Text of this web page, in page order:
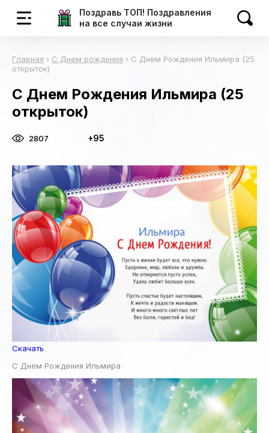
Поздравь ТОП! Поздравления
на все случаи жизни
Главная › С Днем рождения › С Днем Рождения Ильмира (25
открыток)
С Днем Рождения Ильмира (25
открыток)
2807 +95
Скачать
С Днем Рождения Ильмира